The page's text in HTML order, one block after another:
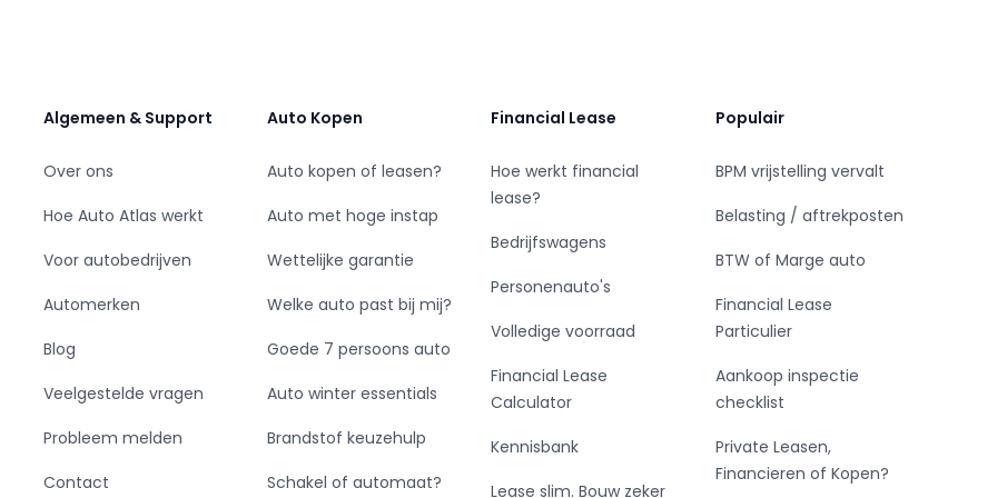
wel betaald. EXPORT INSIDE EU ONLY
WITHOUT PAPERS AND PAY CAUTION
zijn samengesteld is KOOLEN
directe of indirecte schade die zou kunnen
Algemeen & Support
Over ons
Hoe Auto Atlas werkt
Voor autobedrijven
Automerken
Blog
Veelgestelde vragen
Probleem melden
Contact
Auto Kopen
Auto kopen of leasen?
Auto met hoge instap
Wettelijke garantie
Welke auto past bij mij?
Goede 7 persoons auto
Auto winter essentials
Brandstof keuzehulp
Schakel of automaat?
Financial Lease
Hoe werkt financial
lease?
Bedrijfswagens
Personenauto's
Volledige voorraad
Financial Lease
Calculator
Kennisbank
Lease slim. Bouw zeker
Populair
BPM vrijstelling vervalt
Belasting / aftrekposten
BTW of Marge auto
Financial Lease
Particulier
Aankoop inspectie
checklist
Private Leasen,
Financieren of Kopen?